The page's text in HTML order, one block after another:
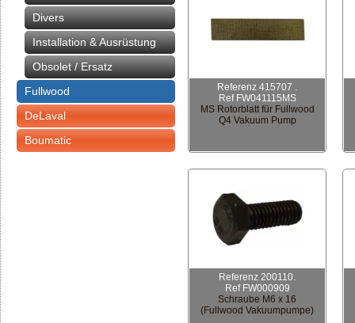
Divers
Installation & Ausrüstung
Obsolet / Ersatz
Fullwood
DeLaval
Boumatic
Referenz 415707 .
Ref FW041115MS
MS Rotorblatt für Fullwood
Q4 Vakuum Pump
Referenz 200110.
Ref FW000909
Schraube M6 x 16
(Fullwood Vakuumpumpe)